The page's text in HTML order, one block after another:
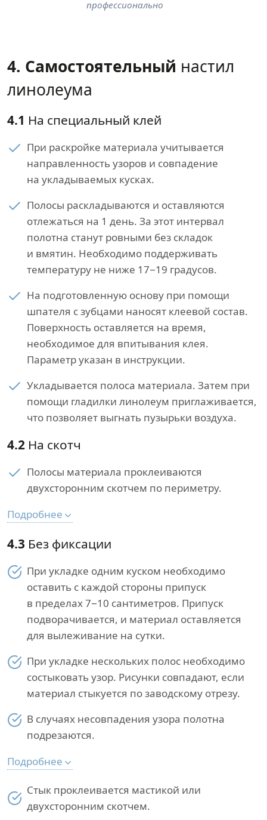
профессионально
4. Самостоятельный настил
линолеума
4.1 На специальный клей
При раскройке материала учитывается
направленность узоров и совпадение
на укладываемых кусках.
Полосы раскладываются и оставляются
отлежаться на 1 день. За этот интервал
полотна станут ровными без складок
и вмятин. Необходимо поддерживать
температуру не ниже 17−19 градусов.
На подготовленную основу при помощи
шпателя с зубцами наносят клеевой состав.
Поверхность оставляется на время,
необходимое для впитывания клея.
Параметр указан в инструкции.
Укладывается полоса материала. Затем при
помощи гладилки линолеум приглаживается,
что позволяет выгнать пузырьки воздуха.
4.2 На скотч
Полосы материала проклеиваются
двухсторонним скотчем по периметру.
Подробнее
4.3 Без фиксации
При укладке одним куском необходимо
оставить с каждой стороны припуск
в пределах 7−10 сантиметров. Припуск
подворачивается, и материал оставляется
для вылеживание на сутки.
При укладке нескольких полос необходимо
состыковать узор. Рисунки совпадают, если
материал стыкуется по заводскому отрезу.
В случаях несовпадения узора полотна
подрезаются.
Подробнее
Стык проклеивается мастикой или
двухсторонним скотчем.